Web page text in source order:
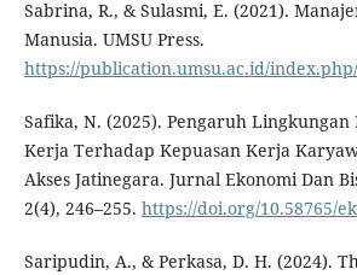
Sabrina, R., & Sulasmi, E. (2021).
Manusia. UMSU Press.
https://publication.umsu.ac.id/
Safika, N. (2025). Pengaruh
Kerja Terhadap Kepuasan Kerja
Akses Jatinegara. Jurnal Ekonomi Dan
2(4), 246–255. https://doi.org/10.58765/
Saripudin, A., & Perkasa, D. H. (2024).